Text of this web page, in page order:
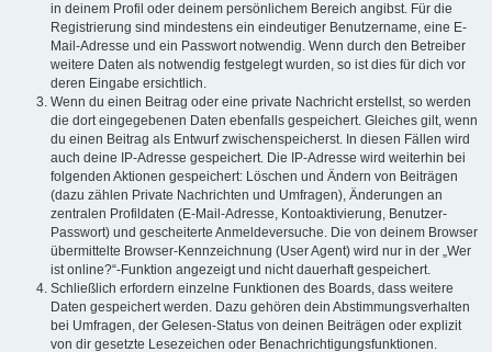
in deinem Profil oder deinem persönlichem Bereich angibst. Für die
Registrierung sind mindestens ein eindeutiger Benutzername, eine E-
Mail-Adresse und ein Passwort notwendig. Wenn durch den Betreiber
weitere Daten als notwendig festgelegt wurden, so ist dies für dich vor
deren Eingabe ersichtlich.
Wenn du einen Beitrag oder eine private Nachricht erstellst, so werden
die dort eingegebenen Daten ebenfalls gespeichert. Gleiches gilt, wenn
du einen Beitrag als Entwurf zwischenspeicherst. In diesen Fällen wird
auch deine IP-Adresse gespeichert. Die IP-Adresse wird weiterhin bei
folgenden Aktionen gespeichert: Löschen und Ändern von Beiträgen
(dazu zählen Private Nachrichten und Umfragen), Änderungen an
zentralen Profildaten (E-Mail-Adresse, Kontoaktivierung, Benutzer-
Passwort) und gescheiterte Anmeldeversuche. Die von deinem Browser
übermittelte Browser-Kennzeichnung (User Agent) wird nur in der „Wer
ist online?“-Funktion angezeigt und nicht dauerhaft gespeichert.
Schließlich erfordern einzelne Funktionen des Boards, dass weitere
Daten gespeichert werden. Dazu gehören dein Abstimmungsverhalten
bei Umfragen, der Gelesen-Status von deinen Beiträgen oder explizit
von dir gesetzte Lesezeichen oder Benachrichtigungsfunktionen.